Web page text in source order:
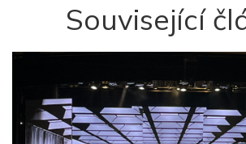
Související